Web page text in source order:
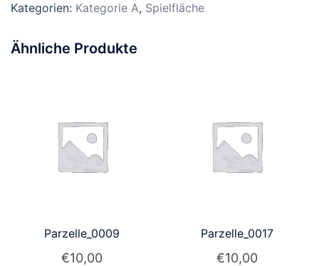
Kategorien: Kategorie A, Spielfläche
Ähnliche Produkte
Parzelle_0009
€10,00
Parzelle_0017
€10,00